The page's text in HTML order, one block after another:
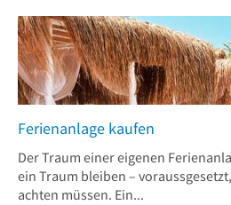
Ferienanlage kaufen
Der Traum einer eigenen
ein Traum bleiben –
achten müssen. Ein...